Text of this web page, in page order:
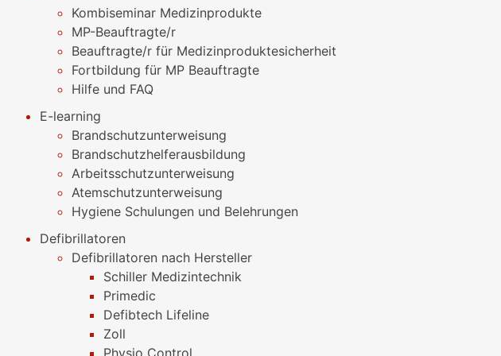
Kombiseminar Medizinprodukte
MP-Beauftragte/r
Beauftragte/r für Medizinproduktesicherheit
Fortbildung für MP Beauftragte
Hilfe und FAQ
E-learning
Brandschutzunterweisung
Brandschutzhelferausbildung
Arbeitsschutzunterweisung
Atemschutzunterweisung
Hygiene Schulungen und Belehrungen
Defibrillatoren
Defibrillatoren nach Hersteller
Schiller Medizintechnik
Primedic
Defibtech Lifeline
Zoll
Physio Control